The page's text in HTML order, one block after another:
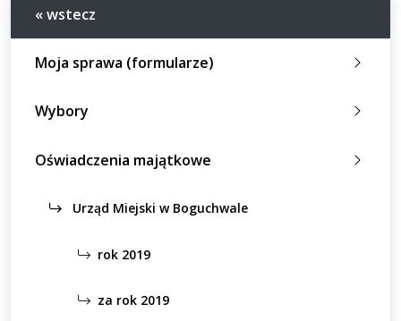
« wstecz
Moja sprawa (formularze)
Wybory
Oświadczenia majątkowe
Urząd Miejski w Boguchwale
rok 2019
za rok 2019